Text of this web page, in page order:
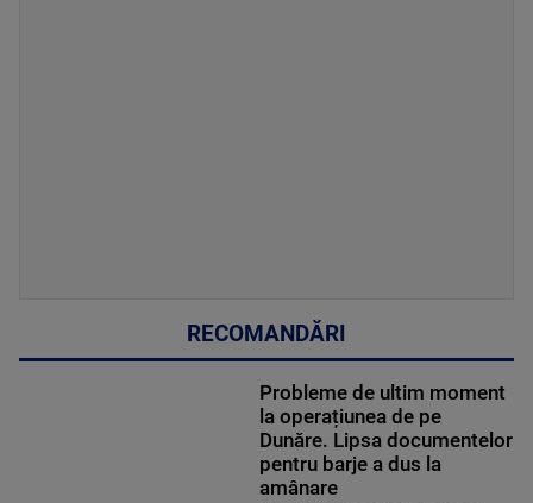
RECOMANDĂRI
Probleme de ultim moment
la operațiunea de pe
Dunăre. Lipsa documentelor
pentru barje a dus la
amânare